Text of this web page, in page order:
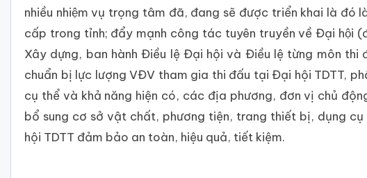
nhiều nhiệm vụ trọng tâm đã, đang sẽ được triển khai là đó
cấp trong tỉnh; đẩy mạnh công tác tuyên truyền về Đại hội
Xây dựng, ban hành Điều lệ Đại hội và Điều lệ từng môn
chuẩn bị lực lượng VĐV tham gia thi đấu tại Đại hội TDTT,
cụ thể và khả năng hiện có, các địa phương, đơn vị chủ
bổ sung cơ sở vật chất, phương tiện, trang thiết bị, dụng
hội TDTT đảm bảo an toàn, hiệu quả, tiết kiệm.